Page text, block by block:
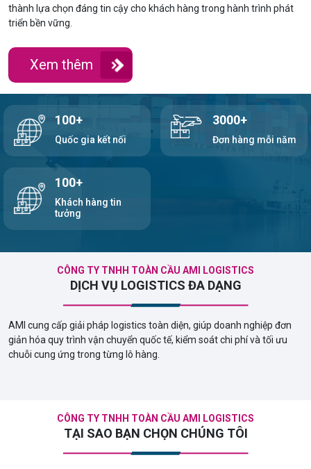
thành lựa chọn đáng tin cậy cho khách hàng trong hành trình phát
triển bền vững.
Xem thêm
100+
Quốc gia kết nối
3000+
Đơn hàng mỗi năm
100+
Khách hàng tin
tưởng
CÔNG TY TNHH TOÀN CẦU AMI LOGISTICS
DỊCH VỤ LOGISTICS ĐA DẠNG
AMI cung cấp giải pháp logistics toàn diện, giúp doanh nghiệp đơn
giản hóa quy trình vận chuyển quốc tế, kiểm soát chi phí và tối ưu
chuỗi cung ứng trong từng lô hàng.
CÔNG TY TNHH TOÀN CẦU AMI LOGISTICS
TẠI SAO BẠN CHỌN CHÚNG TÔI